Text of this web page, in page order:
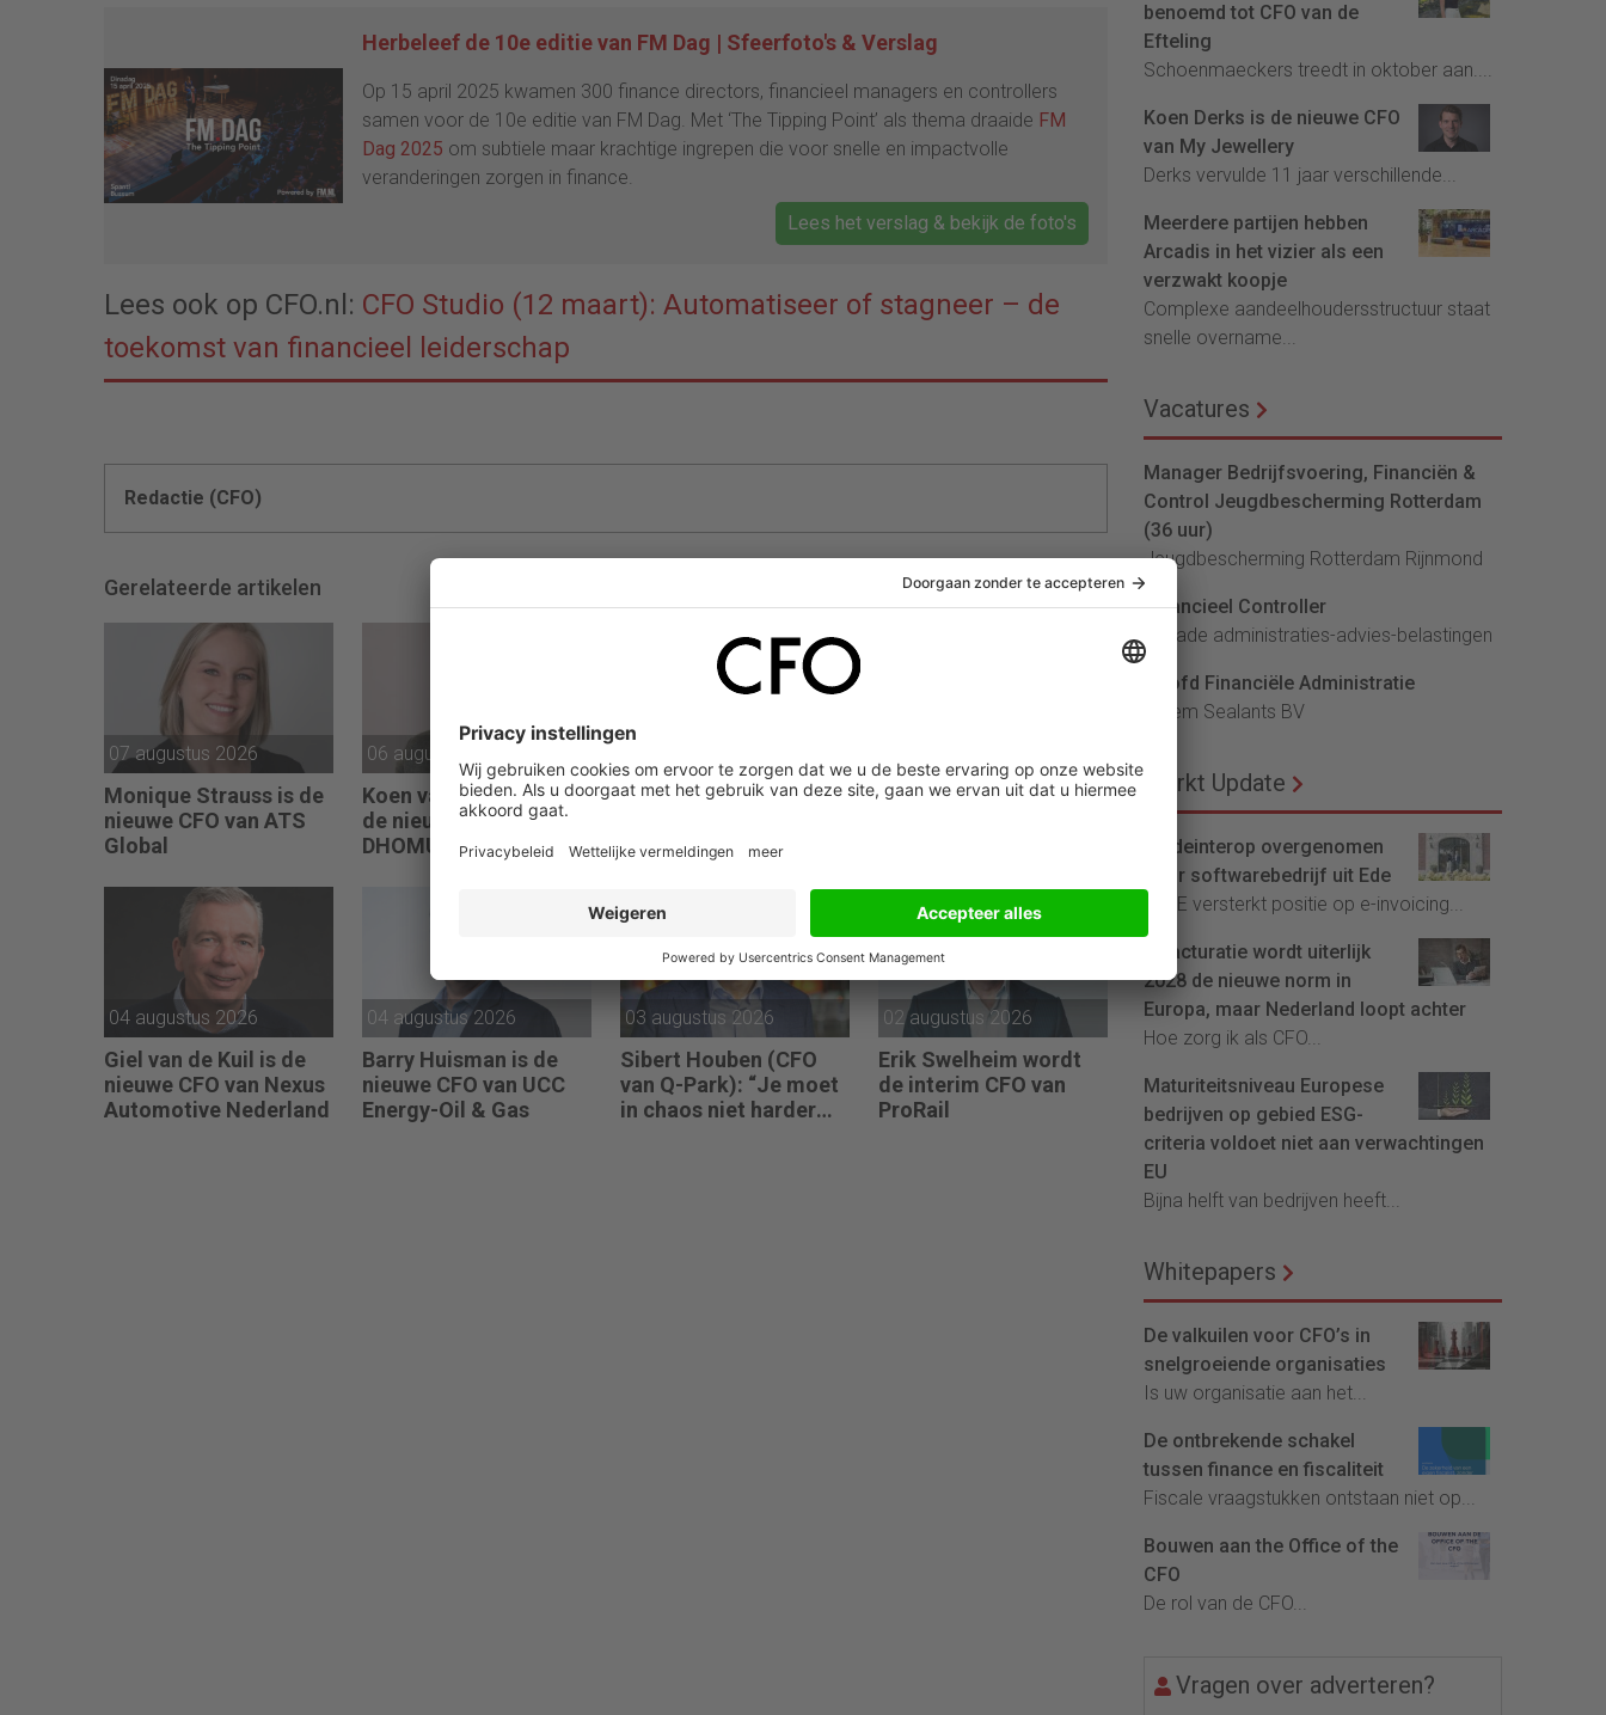
Herbeleef de 10e editie van FM Dag | Sfeerfoto's & Verslag
Op 15 april 2025 kwamen 300 finance directors, financieel managers en controllers
samen voor de 10e editie van FM Dag. Met ‘The Tipping Point’ als thema draaide FM
Dag 2025 om subtiele maar krachtige ingrepen die voor snelle en impactvolle
veranderingen zorgen in finance.
Lees het verslag & bekijk de foto's
Lees ook op CFO.nl: CFO Studio (12 maart): Automatiseer of stagneer – de
toekomst van financieel leiderschap
Redactie (CFO)
Gerelateerde artikelen
07 augustus 2026
Monique Strauss is de
nieuwe CFO van ATS
Global
06 augustus 2026
Koen van der Craats is
de nieuwe CFO van
DHOMUS
Stefan Buikema is de
Versuni
De eerste 100 dagen
sturing werkt pas echt
als mensen begrijpen
zijn.”
04 augustus 2026
Giel van de Kuil is de
nieuwe CFO van Nexus
Automotive Nederland
04 augustus 2026
Barry Huisman is de
nieuwe CFO van UCC
Energy-Oil & Gas
03 augustus 2026
Sibert Houben (CFO
van Q-Park): “Je moet
in chaos niet harder
02 augustus 2026
Erik Swelheim wordt
de interim CFO van
ProRail
benoemd tot CFO van de
Efteling
Schoenmaeckers treedt in oktober aan....
Koen Derks is de nieuwe CFO
van My Jewellery
Derks vervulde 11 jaar verschillende...
Meerdere partijen hebben
Arcadis in het vizier als een
verzwakt koopje
Complexe aandeelhoudersstructuur staat
snelle overname...
Vacatures
Manager Bedrijfsvoering, Financiën &
Control Jeugdbescherming Rotterdam
(36 uur)
Jeugdbescherming Rotterdam Rijnmond
Financieel Controller
lArcade administraties-advies-belastingen
Hoofd Financiële Administratie
Bloem Sealants BV
Markt Update
Tradeinterop overgenomen
door softwarebedrijf uit Ede
4CEE versterkt positie op e-invoicing...
E-facturatie wordt uiterlijk
2028 de nieuwe norm in
Europa, maar Nederland loopt achter
Hoe zorg ik als CFO...
Maturiteitsniveau Europese
bedrijven op gebied ESG-
criteria voldoet niet aan verwachtingen
EU
Bijna helft van bedrijven heeft...
Whitepapers
De valkuilen voor CFO’s in
snelgroeiende organisaties
Is uw organisatie aan het...
De ontbrekende schakel
tussen finance en fiscaliteit
Fiscale vraagstukken ontstaan niet op...
Bouwen aan the Office of the
CFO
De rol van de CFO...
Vragen over adverteren?